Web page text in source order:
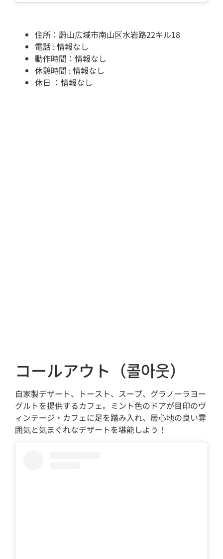
住所：蔚山広域市南山区水岩路22キル18
電話 : 情報なし
動作時間：情報なし
休憩時間 : 情報なし
休日 ：情報なし
コールアウト（콜아웃）
自家製デザート、トースト、スープ、グラノーラヨー
グルトを提供するカフェ。ミント色のドアが目印のヴ
ィンテージ・カフェに足を踏み入れ、居心地の良い雰
囲気と気まぐれなデザートを堪能しよう！